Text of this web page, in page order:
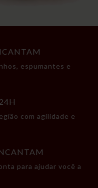
espumantes e
com agilidade e
para ajudar você a